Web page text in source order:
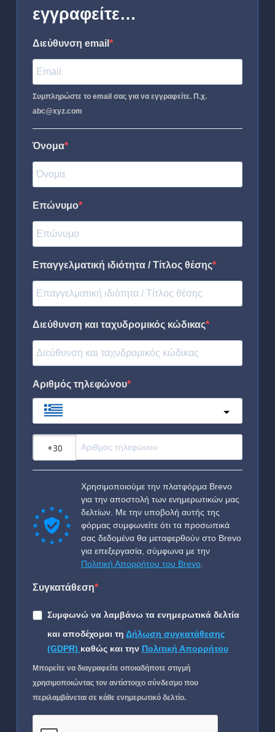
εγγραφείτε…
Διεύθυνση email
Συμπληρώστε το email σας για να εγγραφείτε. Π.χ.
abc@xyz.com
Όνομα
Επώνυμο
Επαγγελματική ιδιότητα / Τίτλος θέσης
Διεύθυνση και ταχυδρομικός κώδικας
Αριθμός τηλεφώνου
Χρησιμοποιούμε την πλατφόρμα Brevo
για την αποστολή των ενημερωτικών μας
δελτίων. Με την υποβολή αυτής της
φόρμας συμφωνείτε ότι τα προσωπικά
σας δεδομένα θα μεταφερθούν στο Brevo
για επεξεργασία, σύμφωνα με την
Πολιτική Απορρήτου του Brevo
Συγκατάθεση
Συμφωνώ να λαμβάνω τα ενημερωτικά δελτία
και αποδέχομαι τη Δήλωση συγκατάθεσης
(GDPR) καθώς και την Πολιτική Απορρήτου
Μπορείτε να διαγραφείτε οποιαδήποτε στιγμή
χρησιμοποιώντας τον αντίστοιχο σύνδεσμο που
περιλαμβάνεται σε κάθε ενημερωτικό δελτίο.